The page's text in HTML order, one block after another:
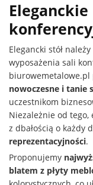
Elegancki stół
wyposażenia sali
biurowemetalowe.pl
nowoczesne i tanie
uczestnikom
Niezależnie od tego,
z dbałością o każdy
reprezentacyjności.
Proponujemy
blatem z płyty